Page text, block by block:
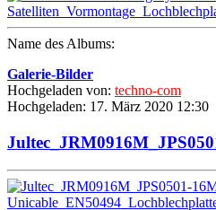
Name des Albums:
Galerie-Bilder
Hochgeladen von: techno-com
Hochgeladen: 17. März 2020 12:30